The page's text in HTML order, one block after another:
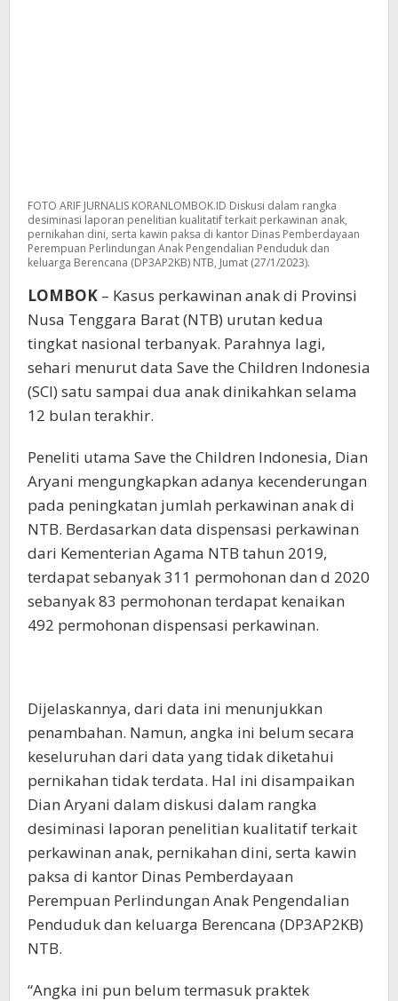
FOTO ARIF JURNALIS KORANLOMBOK.ID Diskusi dalam rangka
desiminasi laporan penelitian kualitatif terkait perkawinan anak,
pernikahan dini, serta kawin paksa di kantor Dinas Pemberdayaan
Perempuan Perlindungan Anak Pengendalian Penduduk dan
keluarga Berencana (DP3AP2KB) NTB, Jumat (27/1/2023).
LOMBOK – Kasus perkawinan anak di Provinsi
Nusa Tenggara Barat (NTB) urutan kedua
tingkat nasional terbanyak. Parahnya lagi,
sehari menurut data Save the Children Indonesia
(SCI) satu sampai dua anak dinikahkan selama
12 bulan terakhir.
Peneliti utama Save the Children Indonesia, Dian
Aryani mengungkapkan adanya kecenderungan
pada peningkatan jumlah perkawinan anak di
NTB. Berdasarkan data dispensasi perkawinan
dari Kementerian Agama NTB tahun 2019,
terdapat sebanyak 311 permohonan dan d 2020
sebanyak 83 permohonan terdapat kenaikan
492 permohonan dispensasi perkawinan.
Dijelaskannya, dari data ini menunjukkan
penambahan. Namun, angka ini belum secara
keseluruhan dari data yang tidak diketahui
pernikahan tidak terdata. Hal ini disampaikan
Dian Aryani dalam diskusi dalam rangka
desiminasi laporan penelitian kualitatif terkait
perkawinan anak, pernikahan dini, serta kawin
paksa di kantor Dinas Pemberdayaan
Perempuan Perlindungan Anak Pengendalian
Penduduk dan keluarga Berencana (DP3AP2KB)
NTB.
“Angka ini pun belum termasuk praktek